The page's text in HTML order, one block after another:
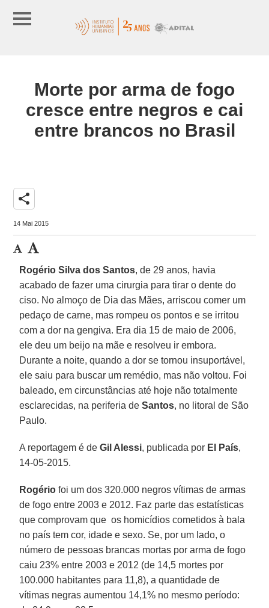
Morte por arma de fogo
cresce entre negros e cai
entre brancos no Brasil
share
14 Mai 2015
Rogério Silva dos Santos, de 29 anos, havia
acabado de fazer uma cirurgia para tirar o dente do
ciso. No almoço de Dia das Mães, arriscou comer um
pedaço de carne, mas rompeu os pontos e se irritou
com a dor na gengiva. Era dia 15 de maio de 2006,
ele deu um beijo na mãe e resolveu ir embora.
Durante a noite, quando a dor se tornou insuportável,
ele saiu para buscar um remédio, mas não voltou. Foi
baleado, em circunstâncias até hoje não totalmente
esclarecidas, na periferia deSantos, no litoral de São
Paulo.
A reportagem é deGil Alessi, publicada por El País,
14-05-2015.
Rogério foi um dos 320.000 negros vítimas de armas
de fogo entre 2003 e 2012. Faz parte das estatísticas
que comprovam que os homicídios cometidos à bala
no país tem cor, idade e sexo. Se, por um lado, o
número de pessoas brancas mortas por arma de fogo
caiu 23% entre 2003 e 2012 (de 14,5 mortes por
100.000 habitantes para 11,8), a quantidade de
vítimas negras aumentou 14,1% no mesmo período: